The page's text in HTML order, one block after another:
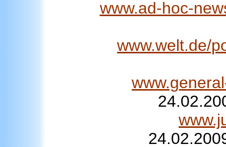
www.ad-hoc-
www.welt.de/